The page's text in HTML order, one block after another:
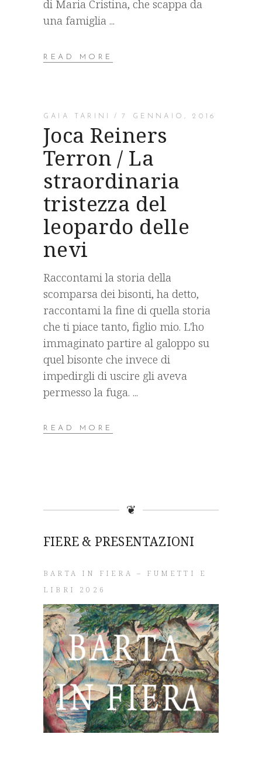
di Maria Cristina, che scappa da
una famiglia
READ MORE
GAIA TARINI 7 GENNAIO, 2016
Joca Reiners
Terron / La
straordinaria
tristezza del
leopardo delle
nevi
Raccontami la storia della
scomparsa dei bisonti, ha detto,
raccontami la fine di quella storia
che ti piace tanto, figlio mio. L'ho
immaginato partire al galoppo su
quel bisonte che invece di
impedirgli di uscire gli aveva
permesso la fuga.
READ MORE
❦
FIERE & PRESENTAZIONI
BARTA IN FIERA – FUMETTI E
LIBRI 2026